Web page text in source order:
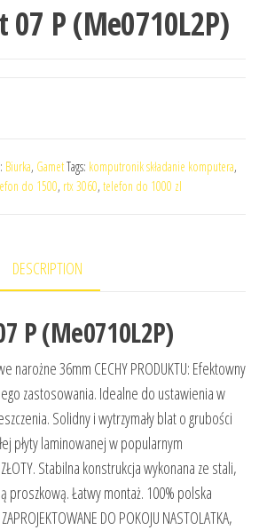
07 P (Me0710L2P)
Biurka, GametTags: komputronik składanie komputera,
do 1500, rtx 3060, telefon do 1000 zl
DESCRIPTION
P (Me0710L2P)
narożne 36mm CECHY PRODUKTU: Efektowny
zastosowania. Idealne do ustawienia w
Solidny i wytrzymały blat o grubości
płyty laminowanej w popularnym
Stabilna konstrukcja wykonana ze stali,
proszkową. Łatwy montaż. 100% polska
DO POKOJU NASTOLATKA,